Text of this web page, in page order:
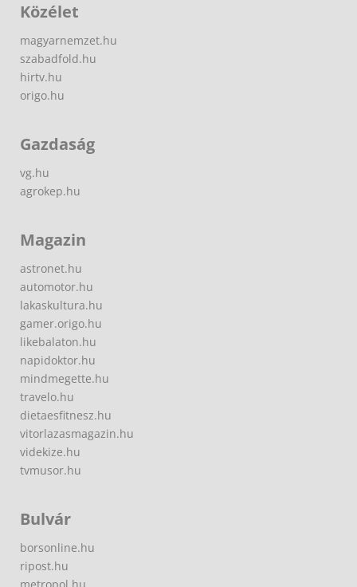
Közélet
magyarnemzet.hu
szabadfold.hu
hirtv.hu
origo.hu
Gazdaság
vg.hu
agrokep.hu
Magazin
astronet.hu
automotor.hu
lakaskultura.hu
gamer.origo.hu
likebalaton.hu
napidoktor.hu
mindmegette.hu
travelo.hu
dietaesfitnesz.hu
vitorlazasmagazin.hu
videkize.hu
tvmusor.hu
Bulvár
borsonline.hu
ripost.hu